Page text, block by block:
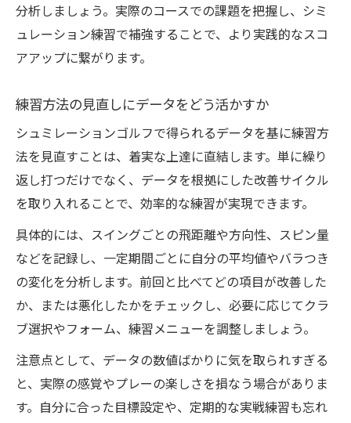
分析しましょう。実際のコースでの課題を把握し、シミ
ュレーション練習で補強することで、より実践的なスコ
アアップに繋がります。
練習方法の見直しにデータをどう活かすか
シュミレーションゴルフで得られるデータを基に練習方
法を見直すことは、着実な上達に直結します。単に繰り
返し打つだけでなく、データを根拠にした改善サイクル
を取り入れることで、効率的な練習が実現できます。
具体的には、スイングごとの飛距離や方向性、スピン量
などを記録し、一定期間ごとに自分の平均値やバラつき
の変化を分析します。前回と比べてどの項目が改善した
か、または悪化したかをチェックし、必要に応じてクラ
ブ選択やフォーム、練習メニューを調整しましょう。
注意点として、データの数値ばかりに気を取られすぎる
と、実際の感覚やプレーの楽しさを損なう場合がありま
す。自分に合った目標設定や、定期的な実戦練習も忘れ